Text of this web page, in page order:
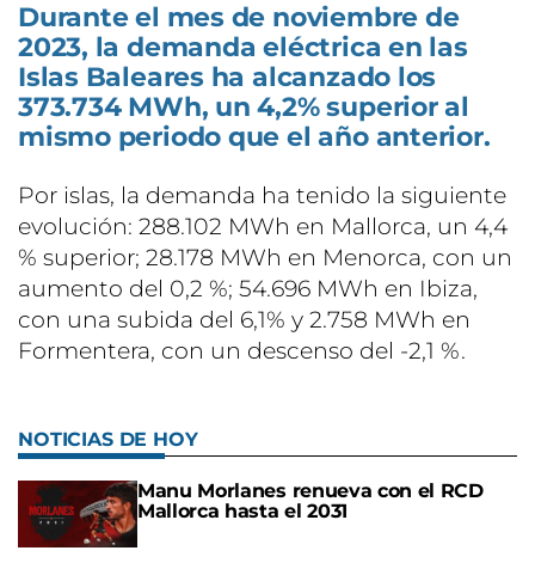
Durante el mes de noviembre de
2023, la demanda eléctrica en las
Islas Baleares ha alcanzado los
373.734 MWh, un 4,2% superior al
mismo periodo que el año anterior.
Por islas, la demanda ha tenido la siguiente
evolución: 288.102 MWh en Mallorca, un 4,4
% superior; 28.178 MWh en Menorca, con un
aumento del 0,2 %; 54.696 MWh en Ibiza,
con una subida del 6,1% y 2.758 MWh en
Formentera, con un descenso del -2,1 %.
NOTICIAS DE HOY
Manu Morlanes renueva con el RCD
Mallorca hasta el 2031